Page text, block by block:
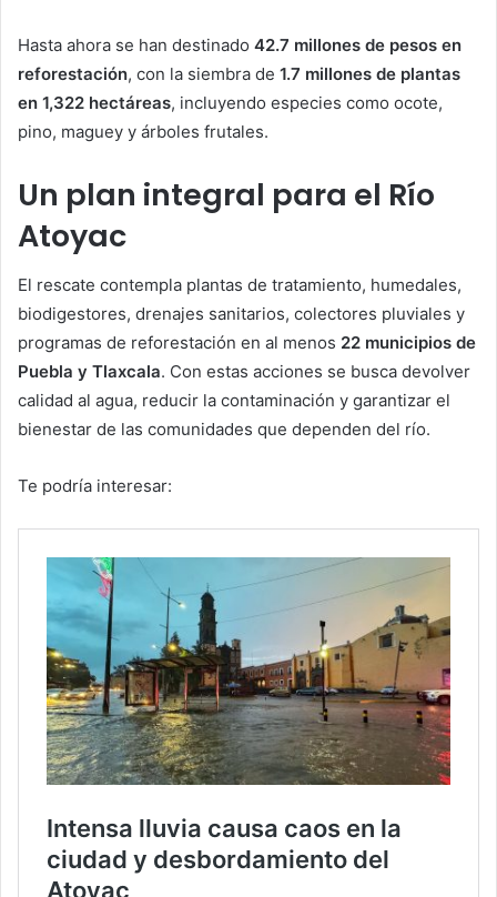
Hasta ahora se han destinado 42.7 millones de pesos en
reforestación, con la siembra de 1.7 millones de plantas
en 1,322 hectáreas, incluyendo especies como ocote,
pino, maguey y árboles frutales.
Un plan integral para el Río
Atoyac
El rescate contempla plantas de tratamiento, humedales,
biodigestores, drenajes sanitarios, colectores pluviales y
programas de reforestación en al menos 22 municipios de
Puebla y Tlaxcala. Con estas acciones se busca devolver
calidad al agua, reducir la contaminación y garantizar el
bienestar de las comunidades que dependen del río.
Te podría interesar: